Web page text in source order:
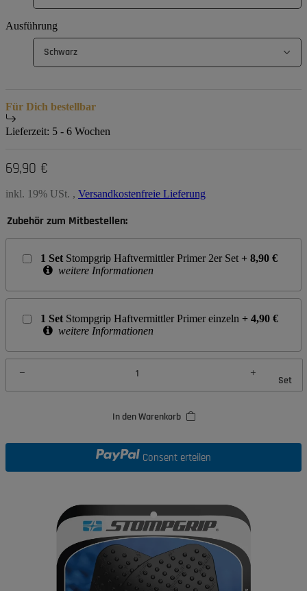
Ausführung
Schwarz
Für Dich bestellbar
Lieferzeit: 5 - 6 Wochen
69,90 €
inkl. 19% USt. , Versandkostenfreie Lieferung
Zubehör zum Mitbestellen:
1 Set Stompgrip Haftvermittler Primer 2er Set + 8,90 €
weitere Informationen
1 Set Stompgrip Haftvermittler Primer einzeln + 4,90 €
weitere Informationen
Set
In den Warenkorb
Consent erteilen